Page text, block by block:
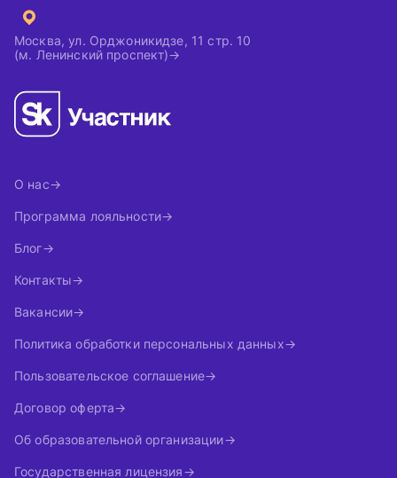
Москва, ул. Орджоникидзе, 11 стр. 10
(м. Ленинский проспект)
О нас
Программа лояльности
Блог
Контакты
Вакансии
Политика обработки персональных данных
Пользовательское соглашение
Договор оферта
Об образовательной организации
Государственная лицензия